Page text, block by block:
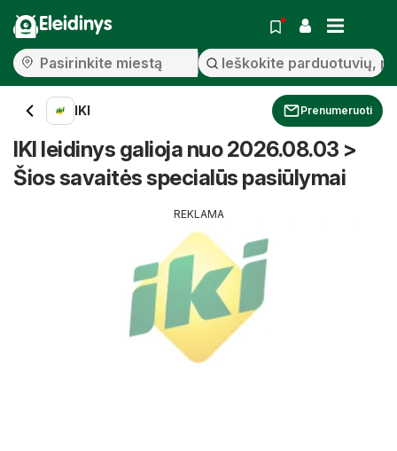
Eleidinys
IKI Prenumeruoti
IKI leidinys galioja nuo 2026.08.03 >
Šios savaitės specialūs pasiūlymai
REKLAMA